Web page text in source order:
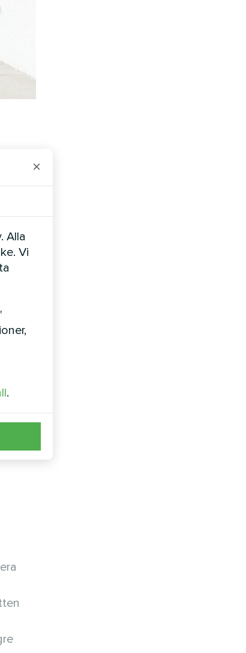
×
Alla
Vi
.